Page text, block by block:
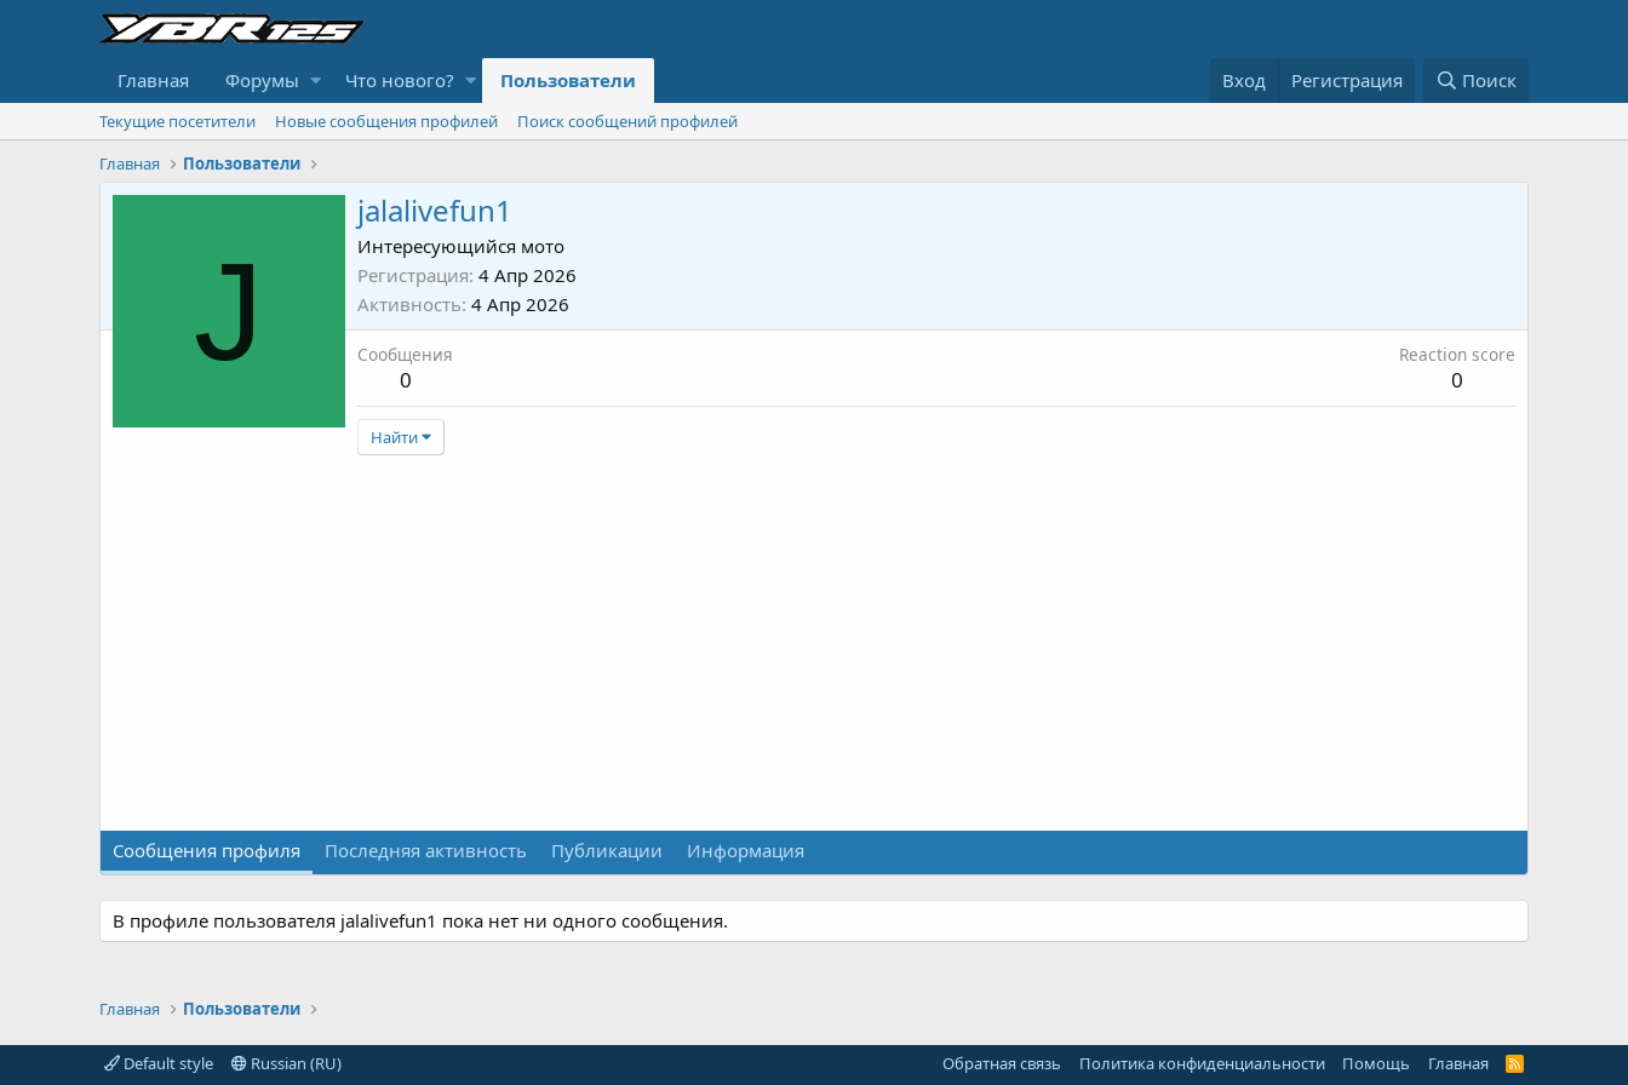
Главная Форумы Что нового? Пользователи Вход Регистрация Поиск
Текущие посетители Новые сообщения профилей
Поиск сообщений профилей
Главная
Пользователи
J
jalalivefun1
Интересующийся мото
Регистрация 4 Апр 2026
Активность 4 Апр 2026
Сообщения
0
Reaction score
0
Найти
Сообщения профиля Последняя активность Публикации Информация
В профиле пользователя jalalivefun1 пока нет ни одного сообщения.
Главная Пользователи
Default style Russian (RU) Обратная связь Политика конфиденциальности Помощь Главная
R